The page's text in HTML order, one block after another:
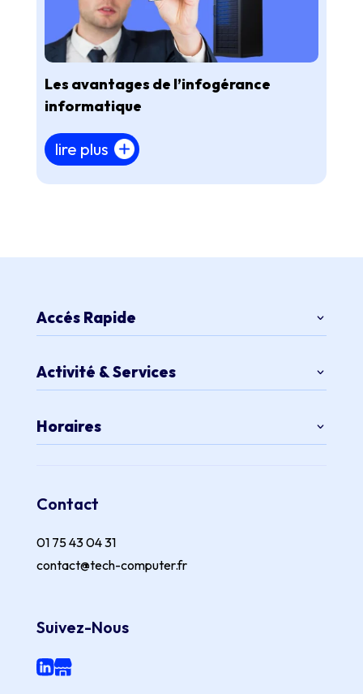
Les avantages de l’infogérance
informatique
lire plus
Accés Rapide
Activité & Services
Horaires
Contact
01 75 43 04 31
contact@tech-computer.fr
Suivez-Nous